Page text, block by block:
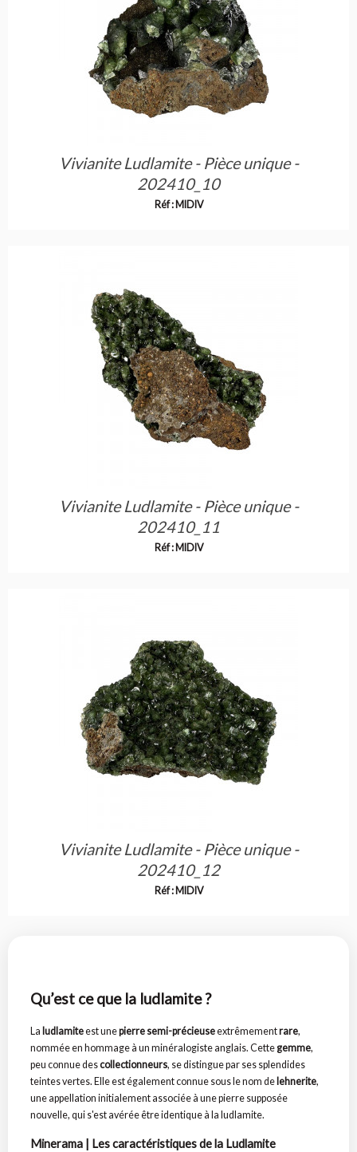
Vivianite Ludlamite - Pièce unique -
202410_10
Réf : MIDIV
Vivianite Ludlamite - Pièce unique -
202410_11
Réf : MIDIV
Vivianite Ludlamite - Pièce unique -
202410_12
Réf : MIDIV
Qu’est ce que la ludlamite ?
La ludlamiteest unepierre semi-précieuseextrêmementrare,
nommée en hommage à un minéralogiste anglais. Cette gemme,
peu connue descollectionneurs, se distingue par ses splendides
teintes vertes. Elle est également connue sous le nom de lehnerite,
une appellation initialement associée à une pierre supposée
nouvelle, qui s'est avérée être identique à la ludlamite.
Minerama | Les caractéristiques de la Ludlamite